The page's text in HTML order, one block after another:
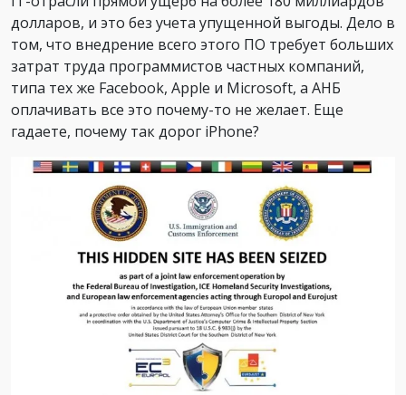
долларов, и это без учета упущенной выгоды. Дело в
том, что внедрение всего этого ПО требует больших
затрат труда программистов частных компаний,
типа тех же Facebook, Apple и Microsoft, а АНБ
оплачивать все это почему-то не желает. Еще
гадаете, почему так дорог iPhone?